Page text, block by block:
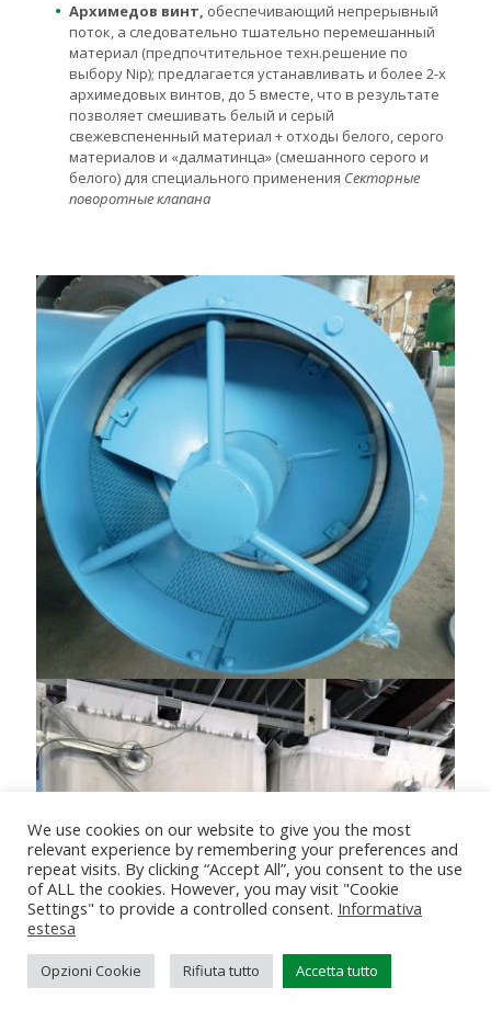
Архимедов винт, обеспечивающий непрерывный
поток, а следовательно тшательно перемешанный
материал (предпочтительное техн.решение по
выбору Nip); предлагается устанавливать и более 2-х
архимедовых винтов, до 5 вместе, что в результате
позволяет смешивать белый и серый
свежевспененный материал + отходы белого, серого
материалов и «далматинца» (смешанного серого и
белого) для специального применения Секторные
поворотные клапана
We use cookies on our website to give you the most
relevant experience by remembering your preferences and
repeat visits. By clicking “Accept All”, you consent to the use
of ALL the cookies. However, you may visit "Cookie
Settings" to provide a controlled consent. Informativa
estesa
Opzioni Cookie Rifiuta tutto Accetta tutto